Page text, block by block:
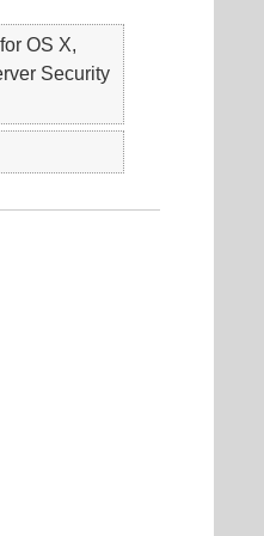
OS X,
Security